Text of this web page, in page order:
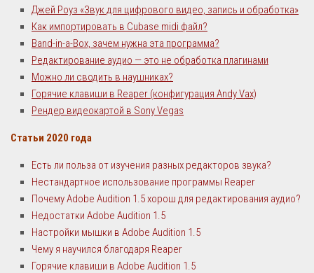
Джей Роуз «Звук для цифрового видео, запись и обработка»
Как импортировать в Cubase midi файл?
Band-in-a-Box, зачем нужна эта программа?
Редактирование аудио — это не обработка плагинами
Можно ли сводить в наушниках?
Горячие клавиши в Reaper (конфигурация Andy Vax)
Рендер видеокартой в Sony Vegas
Статьи 2020 года
Есть ли польза от изучения разных редакторов звука?
Нестандартное использование программы Reaper
Почему Adobe Audition 1.5 хорош для редактирования аудио?
Недостатки Adobe Audition 1.5
Настройки мышки в Adobe Audition 1.5
Чему я научился благодаря Reaper
Горячие клавиши в Adobe Audition 1.5